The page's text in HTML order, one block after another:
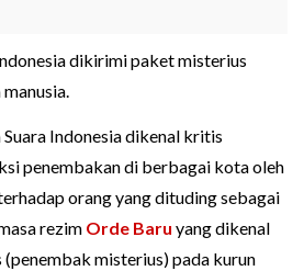
dikirimi paket misterius
Indonesia dikenal kritis
penembakan di berbagai kota oleh
orang yang dituding sebagai
rezim Orde Baru yang dikenal
misterius) pada kurun